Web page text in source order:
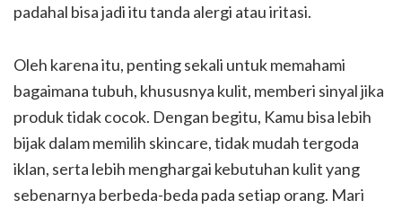
padahal bisa jadi itu tanda alergi atau iritasi.
Oleh karena itu, penting sekali untuk memahami
bagaimana tubuh, khususnya kulit, memberi sinyal jika
produk tidak cocok. Dengan begitu, Kamu bisa lebih
bijak dalam memilih skincare, tidak mudah tergoda
iklan, serta lebih menghargai kebutuhan kulit yang
sebenarnya berbeda-beda pada setiap orang. Mari